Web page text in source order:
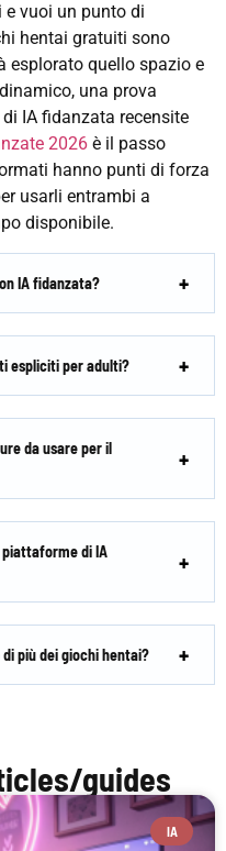
vuoi un punto di
hentai gratuiti sono
esplorato quello spazio e
una prova
IA fidanzata recensite
2026 è il passo
hanno punti di forza
usarli entrambi a
disponibile.
IA fidanzata?
espliciti per adulti?
da usare per il
piattaforme di IA
più dei giochi hentai?
guides
IA